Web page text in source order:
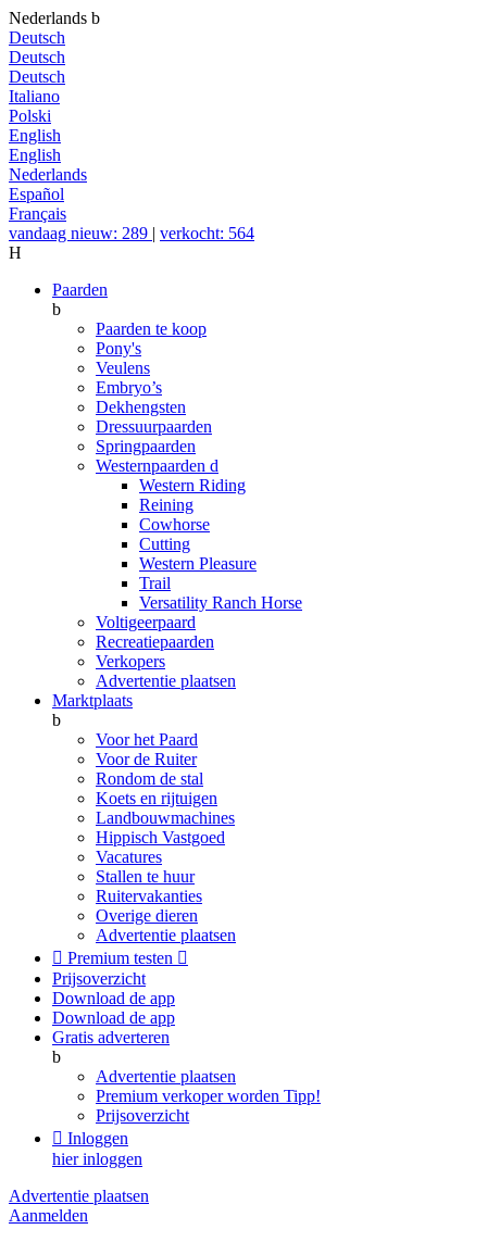
Nederlands b
Deutsch
Deutsch
Deutsch
Italiano
Polski
English
English
Nederlands
Español
Français
vandaag nieuw: 289 | verkocht: 564
H
Paarden
b
Paarden te koop
Pony's
Veulens
Embryo’s
Dekhengsten
Dressuurpaarden
Springpaarden
Westernpaarden d
Western Riding
Reining
Cowhorse
Cutting
Western Pleasure
Trail
Versatility Ranch Horse
Voltigeerpaard
Recreatiepaarden
Verkopers
Advertentie plaatsen
Marktplaats
b
Voor het Paard
Voor de Ruiter
Rondom de stal
Koets en rijtuigen
Landbouwmachines
Hippisch Vastgoed
Vacatures
Stallen te huur
Ruitervakanties
Overige dieren
Advertentie plaatsen
 Premium testen 
Prijsoverzicht
Download de app
Download de app
Gratis adverteren
b
Advertentie plaatsen
Premium verkoper worden Tipp!
Prijsoverzicht
 Inloggen
hier inloggen
Advertentie plaatsen
Aanmelden